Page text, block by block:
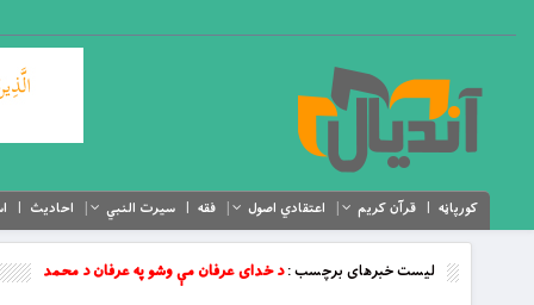
کورپاڼه قرآن کریم اعتقادي اصول فقه سیرت النبي احادیث
لیست خبرهای برچسب :د خدای عرفان مې وشو په عرفان د محمد